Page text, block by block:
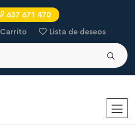
637 671 470
Carrito Lista de deseos